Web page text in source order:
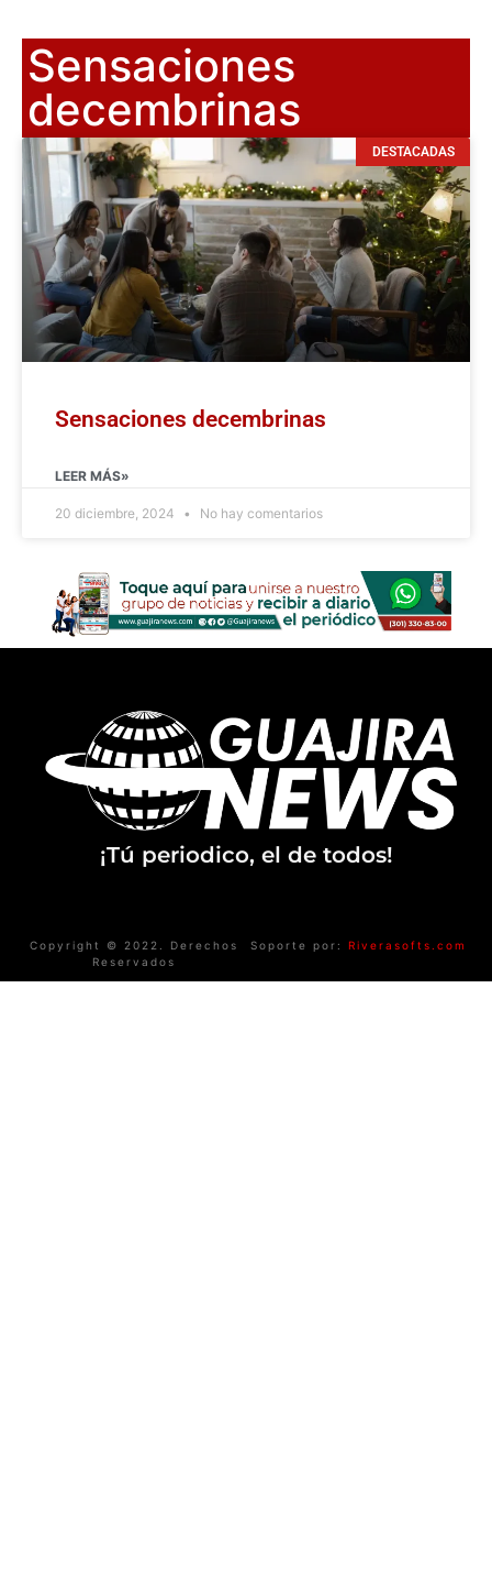
Sensaciones
decembrinas
DESTACADAS
Sensaciones decembrinas
LEER MÁS»
20 diciembre, 2024 No hay comentarios
¡Tú periodico, el de todos!
Copyright © 2022. Derechos
Reservados
Soporte por: Riverasofts.com